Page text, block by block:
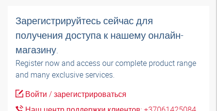
Зарегистрируйтесь сейчас для
получения доступа к нашему онлайн-
магазину.
Register now and access our complete product range
and many exclusive services.
Войти / зарегистрироваться